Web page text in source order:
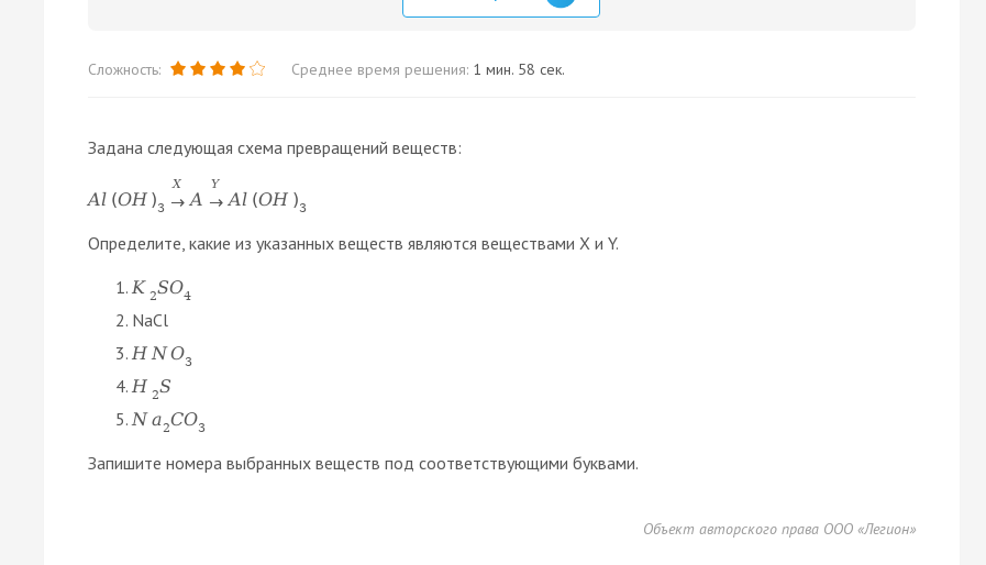
Сложность: Среднее время решения: 1 мин. 58 сек.
Задана следующая схема превращений веществ:
Al (OH )3
X
→ A
Y
→ Al (OH )3
Определите, какие из указанных веществ являются веществами X и Y.
K 2SO4
NaCl
H NO3
H 2S
N a2CO3
Запишите номера выбранных веществ под соответствующими буквами.
Объект авторского права ООО «Легион»